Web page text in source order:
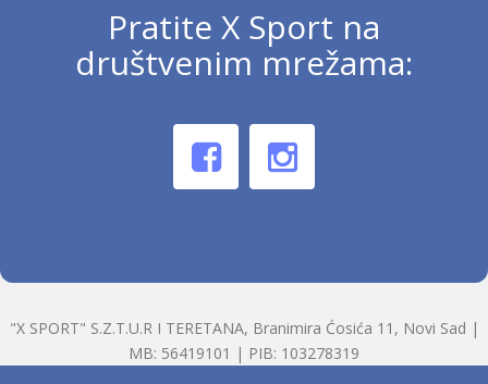
Pratite X Sport na
društvenim mrežama:
"X SPORT" S.Z.T.U.R I TERETANA, Branimira Ćosića 11, Novi Sad |
MB: 56419101 | PIB: 103278319